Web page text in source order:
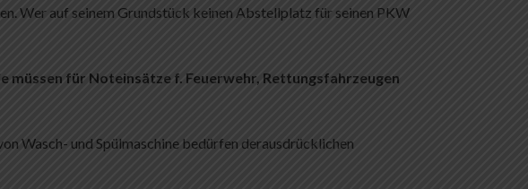
Wer auf seinem Grundstück keinen Abstellplatz für seinen PKW
müssen für Noteinsätze f. Feuerwehr, Rettungsfahrzeugen
Wasch- und Spülmaschine bedürfen derausdrücklichen